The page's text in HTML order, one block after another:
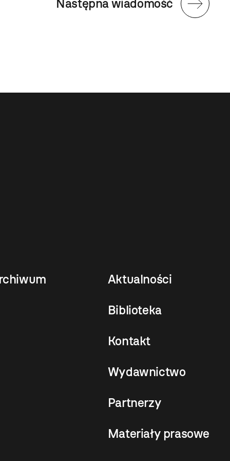
Następna wiadomość
Aktualności
Biblioteka
Kontakt
Wydawnictwo
Partnerzy
Materiały prasowe